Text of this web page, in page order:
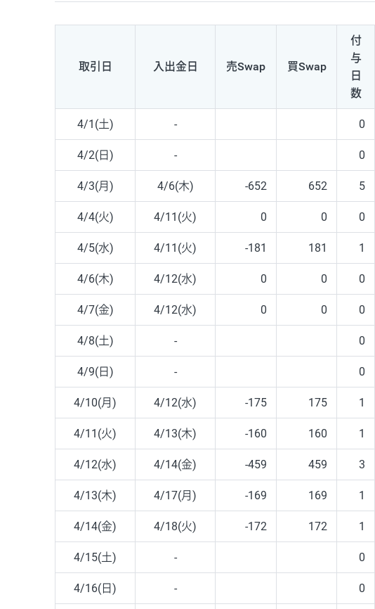
取引日 入出金日 売Swap 買Swap
付
与
日
数
4/1(土) - 0
4/2(日) - 0
4/3(月) 4/6(木) -652 652 5
4/4(火) 4/11(火) 0 0 0
4/5(水) 4/11(火) -181 181 1
4/6(木) 4/12(水) 0 0 0
4/7(金) 4/12(水) 0 0 0
4/8(土) - 0
4/9(日) - 0
4/10(月) 4/12(水) -175 175 1
4/11(火) 4/13(木) -160 160 1
4/12(水) 4/14(金) -459 459 3
4/13(木) 4/17(月) -169 169 1
4/14(金) 4/18(火) -172 172 1
4/15(土) - 0
4/16(日) - 0